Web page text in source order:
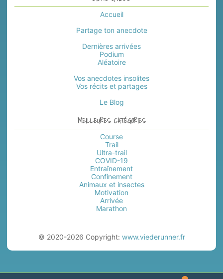
Accueil
Partage ton anecdote
Dernières arrivées
Podium
Aléatoire
Vos anecdotes insolites
Vos récits et partages
Le Blog
MEILLEURES CATÉGORIES
Course
Trail
Ultra-trail
COVID-19
Entraînement
Confinement
Animaux et insectes
Motivation
Arrivée
Marathon
© 2020-2026 Copyright: www.viederunner.fr